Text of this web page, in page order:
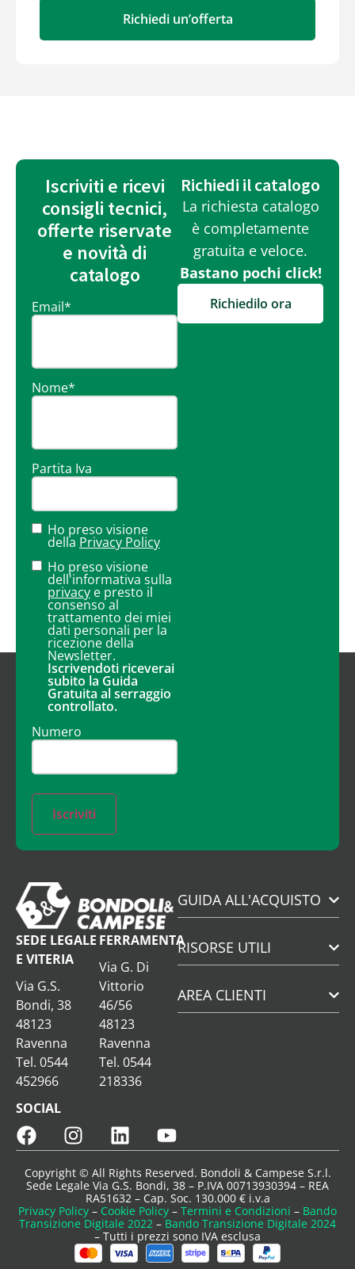
Richiedi un’offerta
Iscriviti e ricevi
consigli tecnici,
offerte riservate
e novità di
catalogo
Email*
Nome*
Partita Iva
Ho preso visione
della Privacy Policy
Ho preso visione
dell'informativa sulla
privacy e presto il
consenso al
trattamento dei miei
dati personali per la
ricezione della
Newsletter.
Iscrivendoti riceverai
subito la Guida
Gratuita al serraggio
controllato.
Numero
Iscriviti
Richiedi il catalogo
La richiesta catalogo
è completamente
gratuita e veloce.
Bastano pochi click!
Richiedilo ora
SEDE LEGALE
E VITERIA
Via G.S.
Bondi, 38
48123
Ravenna
Tel. 0544
452966
FERRAMENTA
Via G. Di
Vittorio
46/56
48123
Ravenna
Tel. 0544
218336
SOCIAL
GUIDA ALL'ACQUISTO
RISORSE UTILI
AREA CLIENTI
Copyright © All Rights Reserved. Bondoli & Campese S.r.l.
Sede Legale Via G.S. Bondi, 38 – P.IVA 00713930394 – REA
RA51632 – Cap. Soc. 130.000 € i.v.a
Privacy Policy – Cookie Policy – Termini e Condizioni – Bando
Transizione Digitale 2022 – Bando Transizione Digitale 2024
– Tutti i prezzi sono IVA esclusa